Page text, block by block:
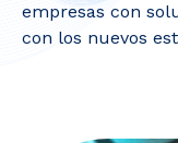
Eventos
empresas con
con los nuevos